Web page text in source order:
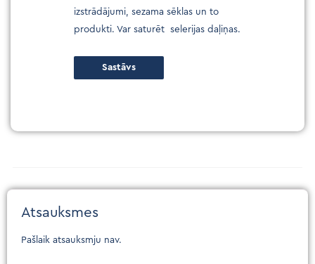
izstrādājumi, sezama sēklas un to
produkti. Var saturēt selerijas daļiņas.
Sastāvs
Atsauksmes
Pašlaik atsauksmju nav.